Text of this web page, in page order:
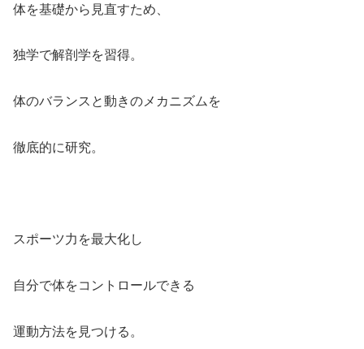
体を基礎から見直すため、
独学で解剖学を習得。
体のバランスと動きのメカニズムを
徹底的に研究。
スポーツ力を最大化し
自分で体をコントロールできる
運動方法を見つける。